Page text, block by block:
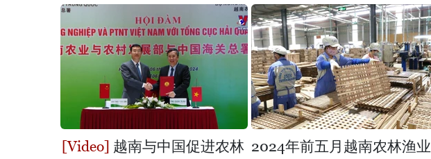
越南与中国促进农林 2024年前五月越南农林渔业